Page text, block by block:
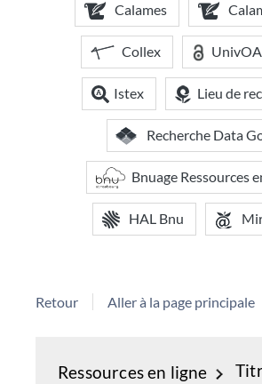
Calames
Collex
Istex Lieu de
Recherche Data
Bnuage Ressources
HAL Bnu
Retour Aller à la page principale
Ressources en ligne